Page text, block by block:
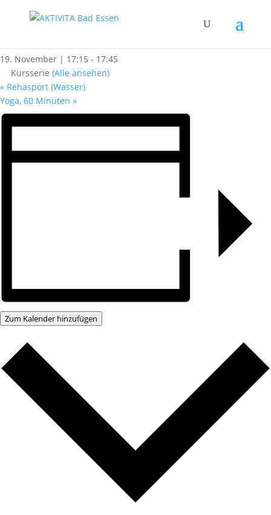
« Alle Kurse
19. November | 17:15 - 17:45
Kursserie (Alle ansehen)
« Rehasport (Wasser)
Yoga, 60 Minuten »
Zum Kalender hinzufügen